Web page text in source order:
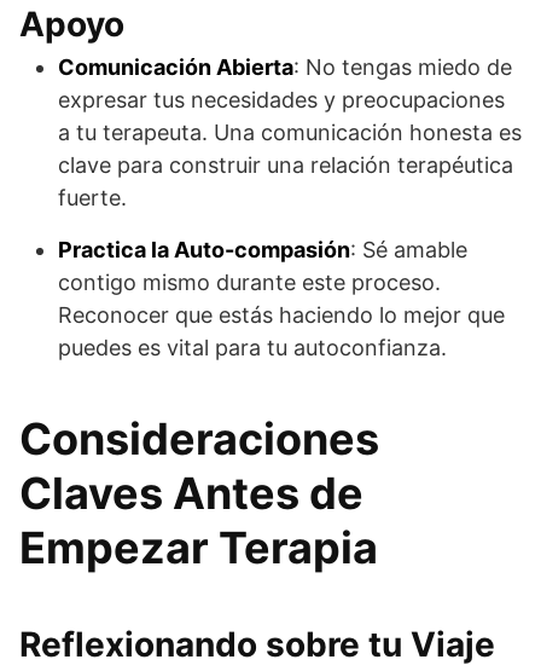
Apoyo
Comunicación Abierta: No tengas miedo de
expresar tus necesidades y preocupaciones
a tu terapeuta. Una comunicación honesta es
clave para construir una relación terapéutica
fuerte.
Practica la Auto-compasión: Sé amable
contigo mismo durante este proceso.
Reconocer que estás haciendo lo mejor que
puedes es vital para tu autoconfianza.
Consideraciones
Claves Antes de
Empezar Terapia
Reflexionando sobre tu Viaje